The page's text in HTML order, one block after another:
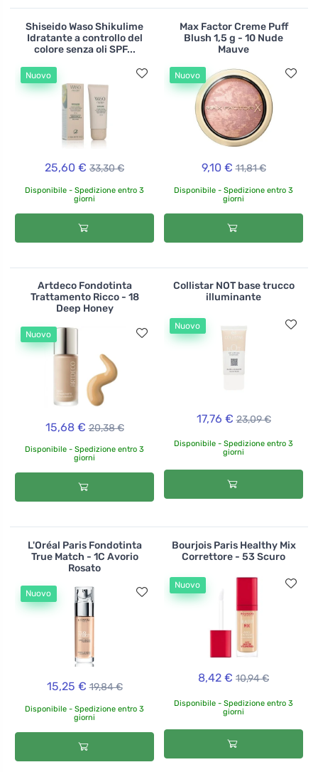
Shiseido Waso Shikulime
Idratante a controllo del
colore senza oli SPF...
Nuovo
25,60 € 33,30 €
Disponibile - Spedizione entro 3
giorni
Max Factor Creme Puff
Blush 1,5 g - 10 Nude
Mauve
Nuovo
9,10 € 11,81 €
Disponibile - Spedizione entro 3
giorni
Artdeco Fondotinta
Trattamento Ricco - 18
Deep Honey
Nuovo
15,68 € 20,38 €
Disponibile - Spedizione entro 3
giorni
Collistar NOT base trucco
illuminante
Nuovo
17,76 € 23,09 €
Disponibile - Spedizione entro 3
giorni
L'Oréal Paris Fondotinta
True Match - 1C Avorio
Rosato
Nuovo
15,25 € 19,84 €
Disponibile - Spedizione entro 3
giorni
Bourjois Paris Healthy Mix
Correttore - 53 Scuro
Nuovo
8,42 € 10,94 €
Disponibile - Spedizione entro 3
giorni